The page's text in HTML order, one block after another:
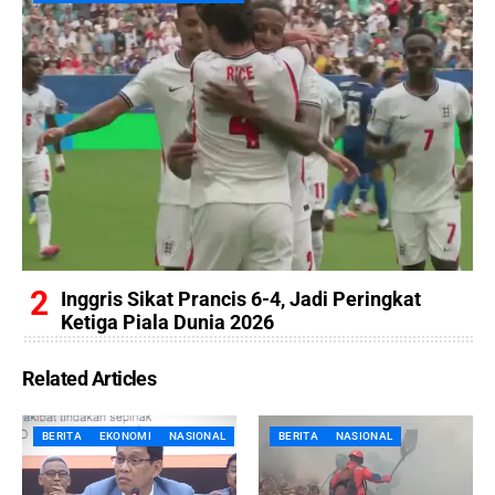
Inggris Sikat Prancis 6-4, Jadi Peringkat
Ketiga Piala Dunia 2026
Related Articles
BERITA EKONOMI NASIONAL BERITA NASIONAL